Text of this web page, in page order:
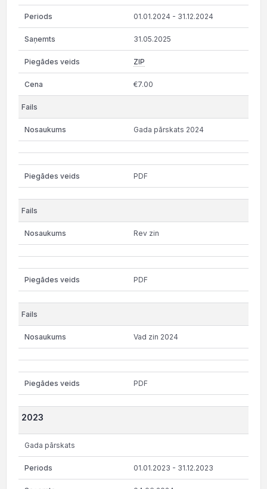
01.01.2024 - 31.12.2024
31.05.2025
ZIP
€7.00
Gada pārskats 2024
PDF
Rev zin
PDF
Vad zin 2024
PDF
2023
Gada pārskats
01.01.2023 - 31.12.2023